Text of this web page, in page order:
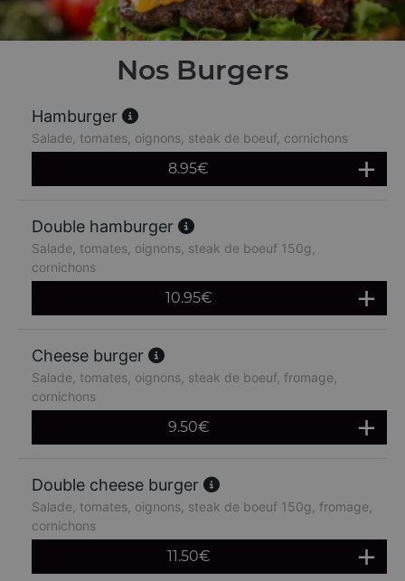
Nos Burgers
Hamburger
Salade, tomates, oignons, steak de boeuf, cornichons
8.95€
Double hamburger
Salade, tomates, oignons, steak de boeuf 150g,
cornichons
10.95€
Cheese burger
Salade, tomates, oignons, steak de boeuf, fromage,
cornichons
9.50€
Double cheese burger
Salade, tomates, oignons, steak de boeuf 150g, fromage,
cornichons
11.50€